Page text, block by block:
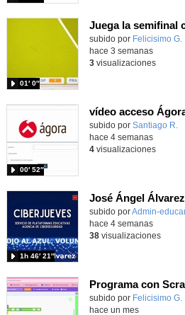
Contenido educativo.
subido por Felicisimo G.
01′ 0″
hace 3 semanas
3visualizaciones
Contenido educativo.
subido por Santiago R.
00′ 52″
hace 4 semanas
4visualizaciones
subido porAdmin-
1h 46′ 21″
hace 4 semanas
38visualizaciones
Contenido educativo.
subido por Felicisimo G.
hace un mes